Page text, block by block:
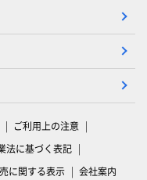
ご利用上の注意
法に基づく表記
に関する表示 会社案内